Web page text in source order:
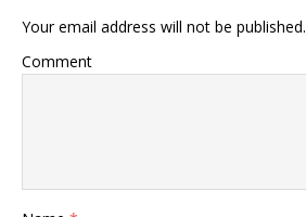
Your email address will not be published.
Comment